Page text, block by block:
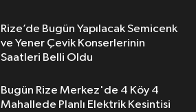
Rize’de Bugün Yapılacak Semicenk
ve Yener Çevik Konserlerinin
Saatleri Belli Oldu
Bugün Rize Merkez'de 4 Köy 4
Mahallede Planlı Elektrik Kesintisi